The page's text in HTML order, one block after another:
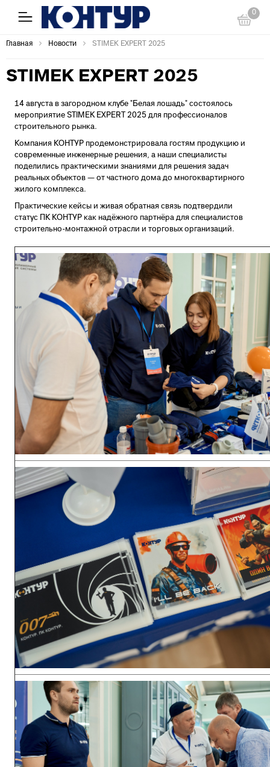
0
Главная Новости STIMEK EXPERT 2025
STIMEK EXPERT 2025
14 августа в загородном клубе "Белая лошадь" состоялось
мероприятие STIMEK EXPERT 2025 для профессионалов
строительного рынка.
Компания КОНТУР продемонстрировала гостям продукцию и
современные инженерные решения, а наши специалисты
поделились практическими знаниями для решения задач
реальных объектов — от частного дома до многоквартирного
жилого комплекса.
Практические кейсы и живая обратная связь подтвердили
статус ПК КОНТУР как надёжного партнёра для специалистов
строительно-монтажной отрасли и торговых организаций.